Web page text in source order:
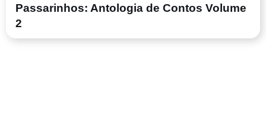
Passarinhos: Antologia de Contos Volume
2